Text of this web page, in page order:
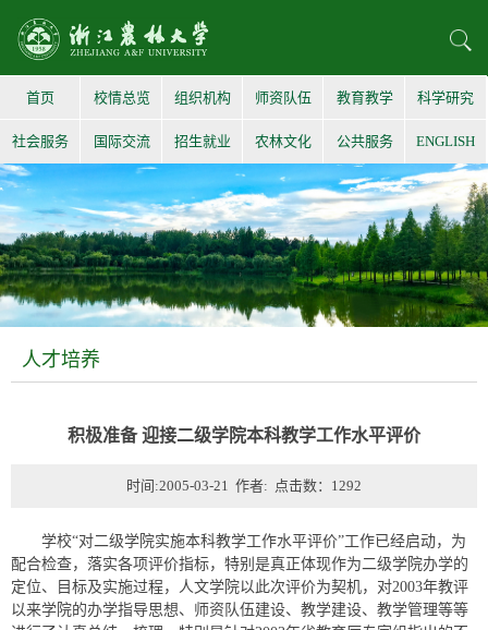
首页 校情总览 组织机构 师资队伍 教育教学 科学研究
社会服务 国际交流 招生就业 农林文化 公共服务 ENGLISH
人才培养
积极准备 迎接二级学院本科教学工作水平评价
时间:2005-03-21 作者: 点击数： 1292
学校“对二级学院实施本科教学工作水平评价”工作已经启动，为
配合检查，落实各项评价指标，特别是真正体现作为二级学院办学的
定位、目标及实施过程，人文学院以此次评价为契机，对2003年教评
以来学院的办学指导思想、师资队伍建设、教学建设、教学管理等等